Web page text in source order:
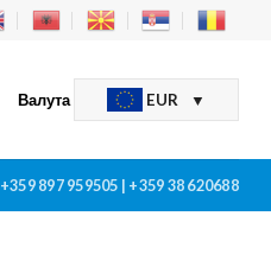
Валута EUR
+359 897 959505 | +359 38 620688